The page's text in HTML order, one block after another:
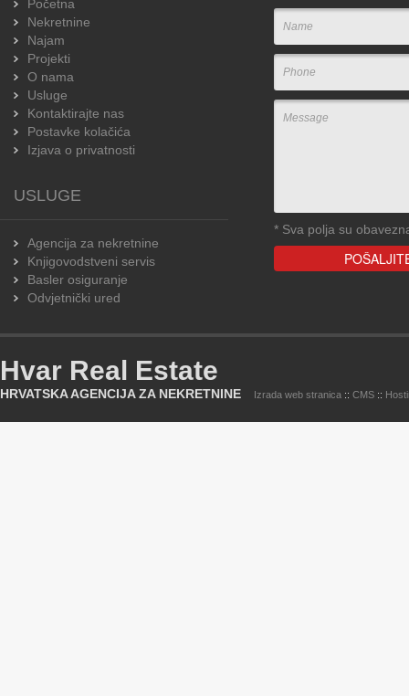
Početna
Nekretnine
Najam
Projekti
O nama
Usluge
Kontaktirajte nas
Postavke kolačića
Izjava o privatnosti
USLUGE
Agencija za nekretnine
Knjigovodstveni servis
Basler osiguranje
Odvjetnički ured
* Sva polja su
Hvar Real Estate
HRVATSKA AGENCIJA ZA NEKRETNINE Izrada web stranica :: CMS ::